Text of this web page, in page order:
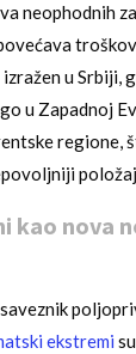
neophodnih
u Srbiji,
u Zapadnoj
regione,
kao nova
ekstremi